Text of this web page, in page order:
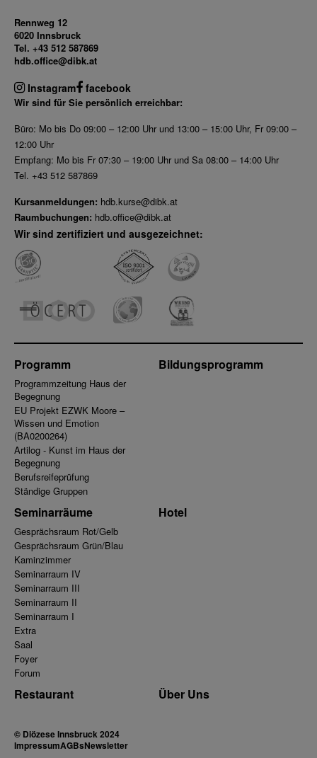
Rennweg 12
6020 Innsbruck
Tel. +43 512 587869
hdb.office@dibk.at
Instagram facebook
Wir sind für Sie persönlich erreichbar:
Büro: Mo bis Do 09:00 – 12:00 Uhr und 13:00 – 15:00 Uhr, Fr 09:00 –
12:00 Uhr
Empfang: Mo bis Fr 07:30 – 19:00 Uhr und Sa 08:00 – 14:00 Uhr
Tel. +43 512 587869
Kursanmeldungen: hdb.kurse@dibk.at
Raumbuchungen: hdb.office@dibk.at
Wir sind zertifiziert und ausgezeichnet:
Programm
Programmzeitung Haus der
Begegnung
EU Projekt EZWK Moore –
Wissen und Emotion
(BA0200264)
Artilog - Kunst im Haus der
Begegnung
Berufsreifeprüfung
Ständige Gruppen
Bildungsprogramm
Seminarräume
Gesprächsraum Rot/Gelb
Gesprächsraum Grün/Blau
Kaminzimmer
Seminarraum IV
Seminarraum III
Seminarraum II
Seminarraum I
Extra
Saal
Foyer
Forum
Hotel
Restaurant Über Uns
© Diözese Innsbruck 2024
ImpressumAGBsNewsletter